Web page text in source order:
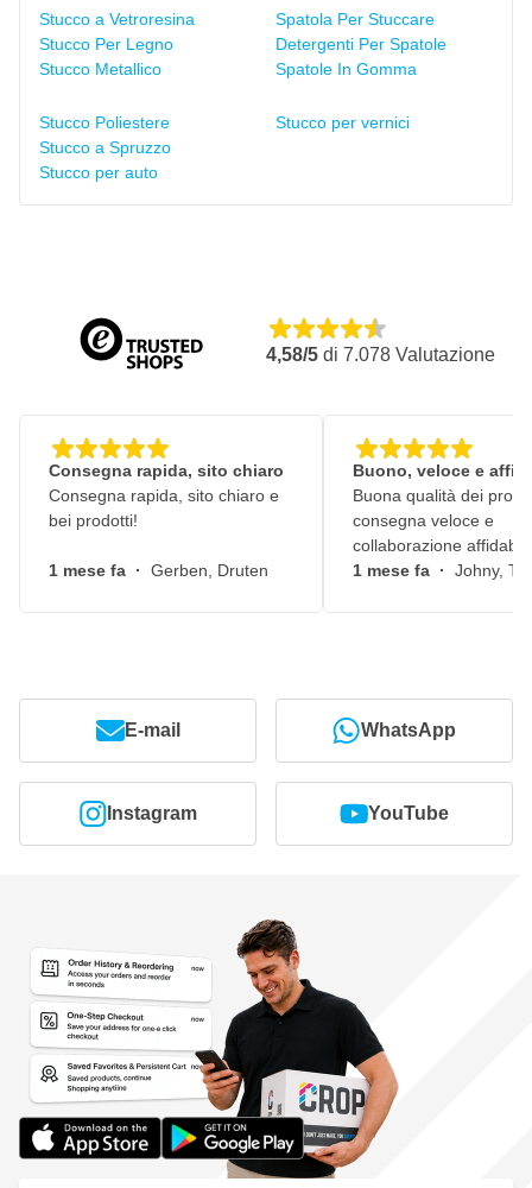
Stucco a Vetroresina
Stucco Per Legno
Stucco Metallico
Spatola Per Stuccare
Detergenti Per Spatole
Spatole In Gomma
Stucco Poliestere
Stucco a Spruzzo
Stucco per auto
Stucco per vernici
4,58/5 di 7.078 Valutazione
Consegna rapida, sito chiaro
Consegna rapida, sito chiaro e
bei prodotti!
1 mese fa · Gerben, Druten
Buono, veloce e
Buona qualità dei
consegna veloce e
collaborazione
1 mese fa · Johny,
E-mail WhatsApp
Instagram YouTube